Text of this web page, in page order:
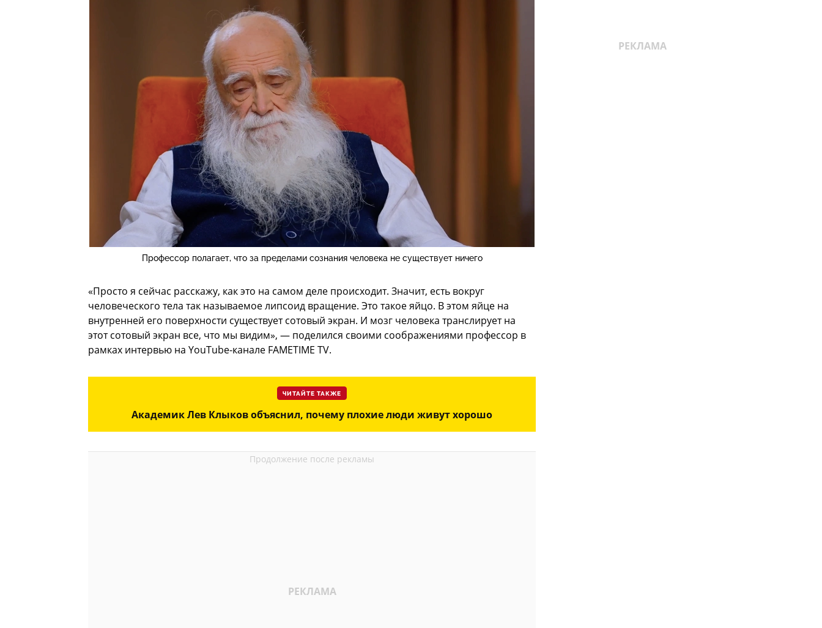
Профессор полагает, что за пределами сознания человека не существует ничего
«Просто я сейчас расскажу, как это на самом деле происходит. Значит, есть вокруг
человеческого тела так называемое липсоид вращение. Это такое яйцо. В этом яйце на
внутренней его поверхности существует сотовый экран. И мозг человека транслирует на
этот сотовый экран все, что мы видим», — поделился своими соображениями профессор в
рамках интервью на YouTube-канале FAMETIME TV.
ЧИТАЙТЕ ТАКЖЕ
Академик Лев Клыков объяснил, почему плохие люди живут хорошо